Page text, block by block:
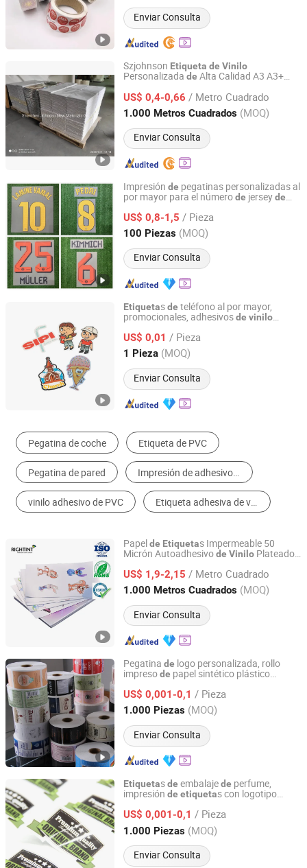
Enviar Consulta
Szjohnson Etiqueta de Vinilo
Personalizada de Alta Calidad A3 A3+
US$ 0,4-0,66 / Metro Cuadrado
1.000 Metros Cuadrados (MOQ)
Enviar Consulta
Shenzhen Johnson New Materials Co., Ltd.
Guangdong, China Desde 2021
Impresión de pegatinas personalizadas al
por mayor para el númerode jerseyde
US$ 0,8-1,5 / Pieza
100 Piezas (MOQ)
Enviar Consulta
HOLIDAY ISLAND TRADING CO., Ltd
Guangdong, China Desde 2023
Etiquetasde teléfono al por mayor,
promocionales, adhesivosde vinilo
logotipos personalizados
US$ 0,01 / Pieza
1 Pieza (MOQ)
Enviar Consulta
Ningbo Xianying Packing Material Co., Ltd.
Zhejiang, China Desde 2024
Impresión de Etiquetas y Pegatinas Etiquetas de Embalaje
Otros Materiales de Impresión Etiqueta de vinilo
Impresión de Plástico Etiqueta engomada del PVC
Papelde Etiquetas Impermeable 50
Micrón Autoadhesivode Vinilo Plateado
PET
US$ 1,9-2,15 / Metro Cuadrado
1.000 Metros Cuadrados (MOQ)
Enviar Consulta
Shanghai Rightint Industrial (Group) Co., Ltd.
Shanghai, China Desde 2022
Pegatina de logo personalizada, rollo
impresode papel sintético plástico
logo demarca
US$ 0,001-0,1 / Pieza
1.000 Piezas (MOQ)
Enviar Consulta
Lianyungang Zhehan Printing Co., Ltd.
Jiangsu, China Desde 2024
Etiquetasde embalajede perfume,
impresión de etiquetas con logotipo
impermeable, pegatinas redondas
diseño de dibujos animados
US$ 0,001-0,1 / Pieza
1.000 Piezas (MOQ)
Enviar Consulta
Lianyungang Zhehan Printing Co., Ltd.
Jiangsu, China Desde 2024